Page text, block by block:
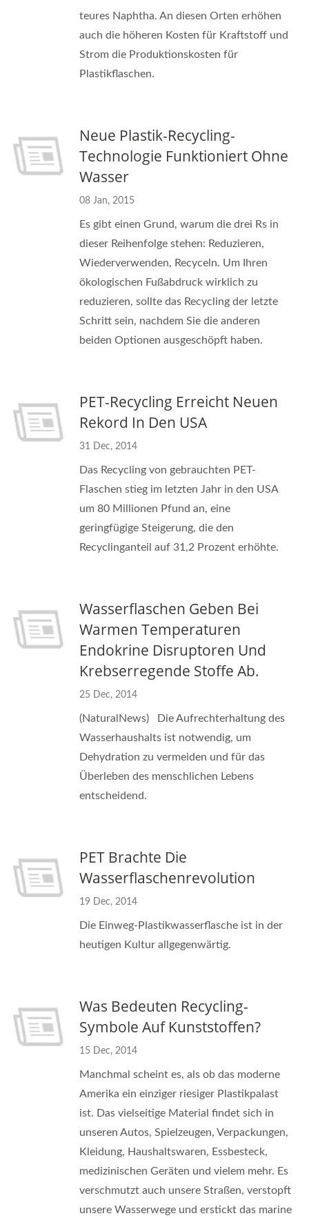
teures Naphtha. An diesen Orten erhöhen
auch die höheren Kosten für Kraftstoff und
Strom die Produktionskosten für
Plastikflaschen.
Neue Plastik-Recycling-
Technologie Funktioniert Ohne
Wasser
08 Jan, 2015
Es gibt einen Grund, warum die drei Rs in
dieser Reihenfolge stehen: Reduzieren,
Wiederverwenden, Recyceln. Um Ihren
ökologischen Fußabdruck wirklich zu
reduzieren, sollte das Recycling der letzte
Schritt sein, nachdem Sie die anderen
beiden Optionen ausgeschöpft haben.
PET-Recycling Erreicht Neuen
Rekord In Den USA
31 Dec, 2014
Das Recycling von gebrauchten PET-
Flaschen stieg im letzten Jahr in den USA
um 80 Millionen Pfund an, eine
geringfügige Steigerung, die den
Recyclinganteil auf 31,2 Prozent erhöhte.
Wasserflaschen Geben Bei
Warmen Temperaturen
Endokrine Disruptoren Und
Krebserregende Stoffe Ab.
25 Dec, 2014
(NaturalNews) Die Aufrechterhaltung des
Wasserhaushalts ist notwendig, um
Dehydration zu vermeiden und für das
Überleben des menschlichen Lebens
entscheidend.
PET Brachte Die
Wasserflaschenrevolution
19 Dec, 2014
Die Einweg-Plastikwasserflasche ist in der
heutigen Kultur allgegenwärtig.
Was Bedeuten Recycling-
Symbole Auf Kunststoffen?
15 Dec, 2014
Manchmal scheint es, als ob das moderne
Amerika ein einziger riesiger Plastikpalast
ist. Das vielseitige Material findet sich in
unseren Autos, Spielzeugen, Verpackungen,
Kleidung, Haushaltswaren, Essbesteck,
medizinischen Geräten und vielem mehr. Es
verschmutzt auch unsere Straßen, verstopft
unsere Wasserwege und erstickt das marine